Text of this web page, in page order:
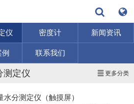
仪 密度计 新闻资讯
联系我们
更多分类
测定仪
水分测定仪（触摸屏）